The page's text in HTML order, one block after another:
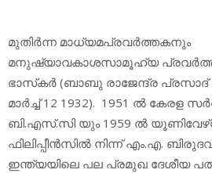
മുതിര്‍ന്ന മാധ്യമപ്രവര്‍ത്തകനും
മനുഷ്യാവകാശസാമൂഹ്യ
ഭാസ്‌കര്‍ (ബാബു രാജേന്ദ്ര പ്രസാദ്
മാര്‍ച്ച് 12 1932). 1951 ല്‍ കേരള
ബി.എസ്.സി യും 1959 ല്‍
ഫിലിപ്പീന്‍സില്‍ നിന്ന് എം.എ.
ഇന്ത്യയിലെ പല പ്രമുഖ ദേശീയ